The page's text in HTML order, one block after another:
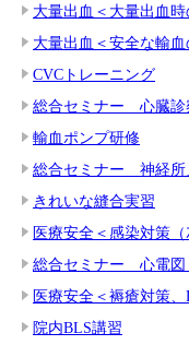
大量出血＜大量出血時
大量出血＜安全な輸血
CVCトレーニング
総合セミナー 心臓
輸血ポンプ研修
総合セミナー 神経
きれいな縫合実習
医療安全＜感染対策（
総合セミナー 心電図
医療安全＜褥瘡対策
院内BLS講習